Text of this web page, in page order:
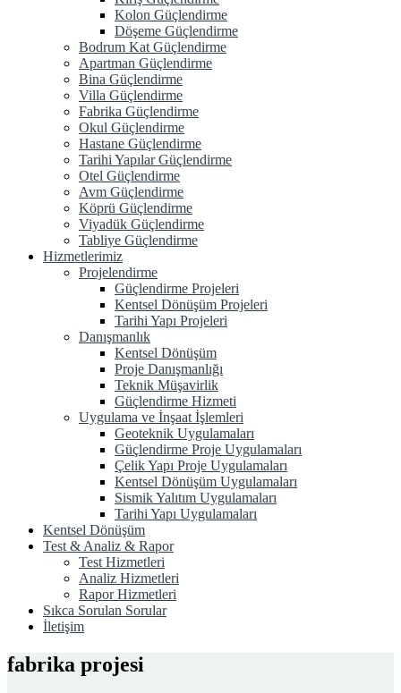
Kolon Güçlendirme
Döşeme Güçlendirme
Bodrum Kat Güçlendirme
Apartman Güçlendirme
Bina Güçlendirme
Villa Güçlendirme
Fabrika Güçlendirme
Okul Güçlendirme
Hastane Güçlendirme
Tarihi Yapılar Güçlendirme
Otel Güçlendirme
Avm Güçlendirme
Köprü Güçlendirme
Viyadük Güçlendirme
Tabliye Güçlendirme
Hizmetlerimiz
Projelendirme
Güçlendirme Projeleri
Kentsel Dönüşüm Projeleri
Tarihi Yapı Projeleri
Danışmanlık
Kentsel Dönüşüm
Proje Danışmanlığı
Teknik Müşavirlik
Güçlendirme Hizmeti
Uygulama ve İnşaat İşlemleri
Geoteknik Uygulamaları
Güçlendirme Proje Uygulamaları
Çelik Yapı Proje Uygulamaları
Kentsel Dönüşüm Uygulamaları
Sismik Yalıtım Uygulamaları
Tarihi Yapı Uygulamaları
Kentsel Dönüşüm
Test & Analiz & Rapor
Test Hizmetleri
Analiz Hizmetleri
Rapor Hizmetleri
Sıkca Sorulan Sorular
İletişim
fabrika projesi